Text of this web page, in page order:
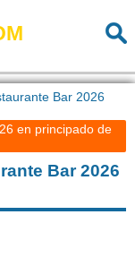
Bar 2026
en principado de
Bar 2026